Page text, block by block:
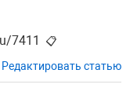
7411
📋
статью